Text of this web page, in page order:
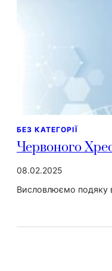
БЕЗ КАТЕГОРІЇ
Червоного
08.02.2025
Висловлюємо подяку